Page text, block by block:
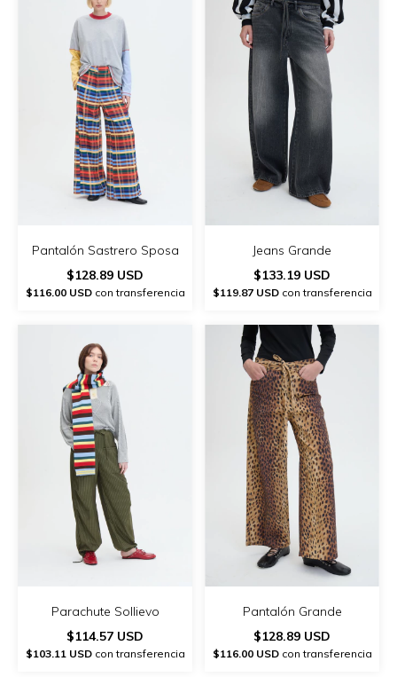
Pantalón Sastrero Sposa
$128.89 USD
$116.00 USDcon transferencia
Jeans Grande
$133.19 USD
$119.87 USDcon transferencia
Parachute Sollievo
$114.57 USD
$103.11 USDcon transferencia
Pantalón Grande
$128.89 USD
$116.00 USDcon transferencia